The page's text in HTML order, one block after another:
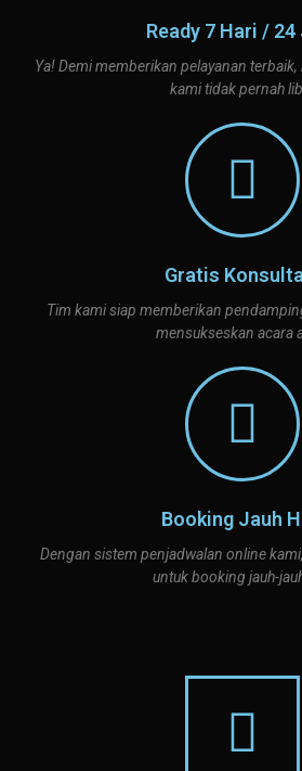
Ready 7 Hari / 24
Ya! Demi memberikan pelayanan
kami tidak pernah
Gratis
Tim kami siap memberikan
mensukseskan acara
Booking Jauh
Dengan sistem penjadwalan online
untuk booking jauh-